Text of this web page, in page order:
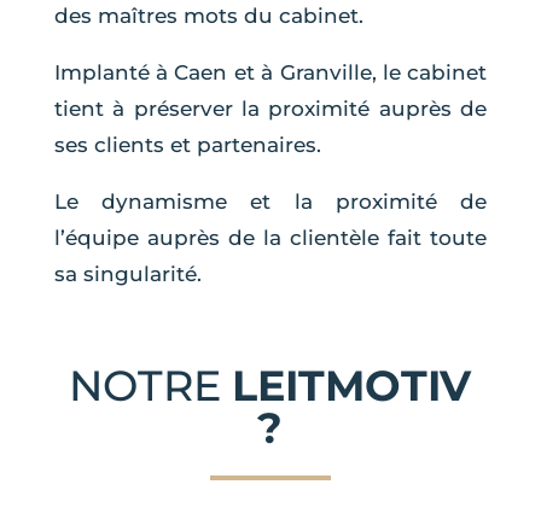
des maîtres mots du cabinet.
Implanté à Caen et à Granville, le cabinet
tient à préserver la proximité auprès de
ses clients et partenaires.
Le dynamisme et la proximité de
l’équipe auprès de la clientèle fait toute
sa singularité.
NOTRE LEITMOTIV
?